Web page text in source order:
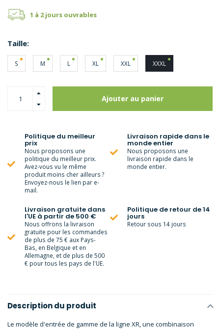
1 à 2 jours ouvrables
Taille:
S M L XL XXL XXXL
Ajouter au panier
Politique du meilleur
prix
Nous proposons une
politique du meilleur prix.
Avez-vous vu le même
produit moins cher ailleurs ?
Envoyez-nous le lien par e-
mail.
Livraison rapide dans le
monde entier
Nous proposons une
livraison rapide dans le
monde entier.
Livraison gratuite dans
l'UE à partir de 500 €
Nous offrons la livraison
gratuite pour les commandes
de plus de 75 € aux Pays-
Bas, en Belgique et en
Allemagne, et de plus de 500
€ pour tous les pays de l'UE.
Politique de retour de 14
jours
Retour sous 14 jours
Description du produit
Le modèle d'entrée de gamme de la ligne XR, une combinaison